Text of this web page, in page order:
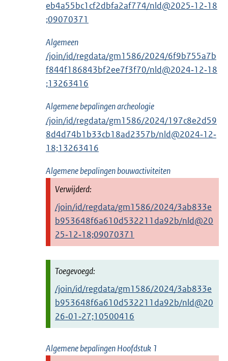
eb4a55bc1cf2dbfa2af774/nld@2025‑12‑18
;09070371
Algemeen
/join/id/regdata/gm1586/2024/6f9b755a7b
f844f186843bf2ee7f3f70/nld@2024‑12‑18
;13263416
Algemene bepalingen archeologie
/join/id/regdata/gm1586/2024/197c8e2d59
8d4d74b1b33cb18ad2357b/nld@2024‑12‑
18;13263416
Algemene bepalingen bouwactiviteiten
/join/id/regdata/gm1586/2024/3ab833e
b953648f6a610d532211da92b/nld@20
25‑12‑18;09070371
/join/id/regdata/gm1586/2024/3ab833e
b953648f6a610d532211da92b/nld@20
26‑01‑27;10500416
Algemene bepalingen Hoofdstuk 1